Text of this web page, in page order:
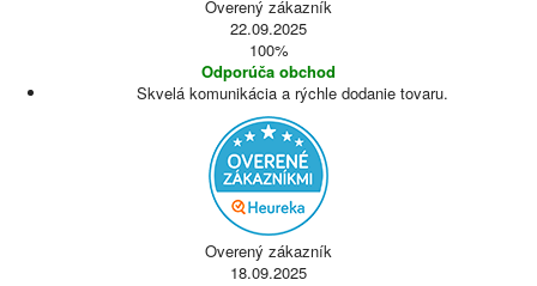
Overený zákazník
22.09.2025
100%
Odporúča obchod
Skvelá komunikácia a rýchle dodanie tovaru.
Overený zákazník
18.09.2025